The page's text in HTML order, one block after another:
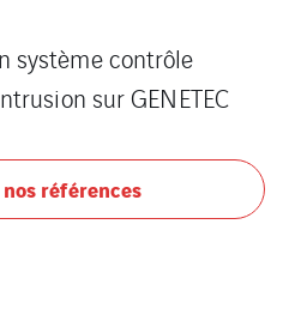
système contrôle
sur GENETEC
références